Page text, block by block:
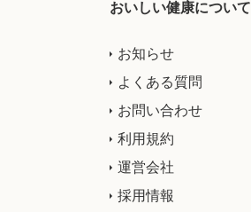
おいしい健康について
お知らせ
よくある質問
お問い合わせ
利用規約
運営会社
採用情報